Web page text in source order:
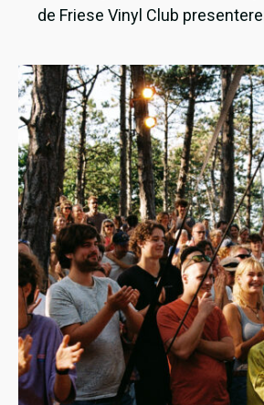
de Friese Vinyl Club
Violence‘.